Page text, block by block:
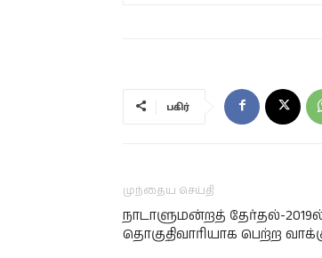
பகிர்
முந்தைய செய்தி
நாடாளுமன்றத் தேர்தல்-
தொகுதிவாரியாக பெற்ற